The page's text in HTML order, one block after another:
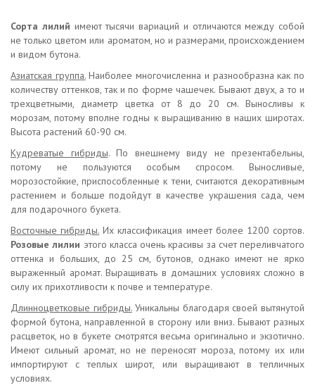
Сорта лилий имеют тысячи вариаций и отличаются между собой
не только цветом или ароматом, но и размерами, происхождением
и видом бутона.
Азиатская группа.Наиболее многочисленна и разнообразна как по
количеству оттенков, так и по форме чашечек. Бывают двух, а то и
трехцветными, диаметр цветка от 8 до 20 см. Выносливы к
морозам, потому вполне годны к выращиванию в наших широтах.
Высота растений 60-90 см.
Кудреватые гибриды. По внешнему виду не презентабельны,
потому не пользуются особым спросом. Выносливые,
морозостойкие, приспособленные к тени, считаются декоративным
растением и больше подойдут в качестве украшения сада, чем
для подарочного букета.
Восточные гибриды. Их классификация имеет более 1200 сортов.
Розовые лилии этого класса очень красивы за счет переливчатого
оттенка и больших, до 25 см, бутонов, однако имеют не ярко
выраженный аромат. Выращивать в домашних условиях сложно в
силу их прихотливости к почве и температуре.
Длинноцветковые гибриды.Уникальны благодаря своей вытянутой
формой бутона, направленной в сторону или вниз. Бывают разных
расцветок, но в букете смотрятся весьма оригинально и экзотично.
Имеют сильный аромат, но не переносят мороза, потому их или
импортируют с теплых широт, или выращивают в тепличных
условиях.